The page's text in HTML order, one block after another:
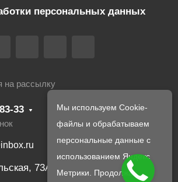
персональных данных
на рассылку
33
73А
Мы используем Cookie-
файлы и обрабатываем
персональные данные с
использованием Яндекс
Метрики. Продолжая